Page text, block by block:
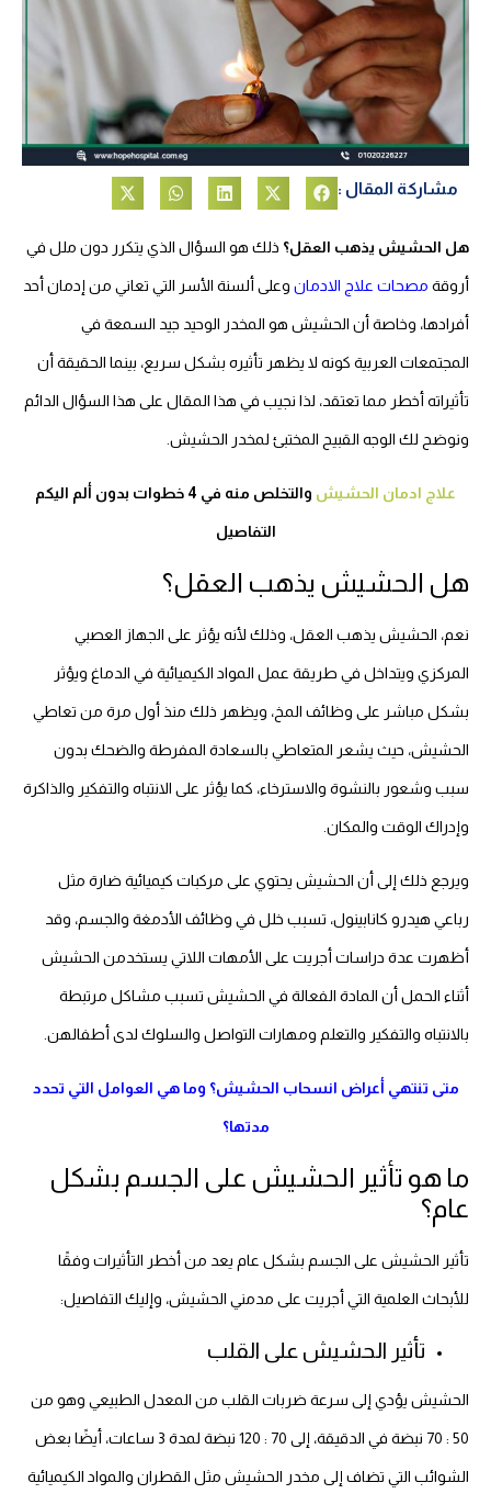
مشاركة المقال :
هل الحشيش يذهب العقل؟ ذلك هو السؤال الذي يتكرر دون ملل في
أروقة مصحات علاج الادمان وعلى ألسنة الأسر التي تعاني من إدمان أحد
أفرادها، وخاصة أن الحشيش هو المخدر الوحيد جيد السمعة في
المجتمعات العربية كونه لا يظهر تأثيره بشكل سريع، بينما الحقيقة أن
تأثيراته أخطر مما تعتقد، لذا نجيب في هذا المقال على هذا السؤال الدائم
ونوضح لك الوجه القبيح المختبئ لمخدر الحشيش.
علاج ادمان الحشيش والتخلص منه في 4 خطوات بدون ألم اليكم
التفاصيل
هل الحشيش يذهب العقل؟
نعم، الحشيش يذهب العقل، وذلك لأنه يؤثر على الجهاز العصبي
المركزي ويتداخل في طريقة عمل المواد الكيميائية في الدماغ ويؤثر
بشكل مباشر على وظائف المخ، ويظهر ذلك منذ أول مرة من تعاطي
الحشيش، حيث يشعر المتعاطي بالسعادة المفرطة والضحك بدون
سبب وشعور بالنشوة والاسترخاء، كما يؤثر على الانتباه والتفكير والذاكرة
وإدراك الوقت والمكان.
ويرجع ذلك إلى أن الحشيش يحتوي على مركبات كيميائية ضارة مثل
رباعي هيدرو كانابينول، تسبب خلل في وظائف الأدمغة والجسم، وقد
أظهرت عدة دراسات أجريت على الأمهات اللاتي يستخدمن الحشيش
أثناء الحمل أن المادة الفعالة في الحشيش تسبب مشاكل مرتبطة
بالانتباه والتفكير والتعلم ومهارات التواصل والسلوك لدى أطفالهن.
متى تنتهي أعراض انسحاب الحشيش؟ وما هي العوامل التي تحدد
مدتها؟
ما هو تأثير الحشيش على الجسم بشكل
عام؟
تأثير الحشيش على الجسم بشكل عام يعد من أخطر التأثيرات وفقًا
للأبحاث العلمية التي أجريت على مدمني الحشيش، وإليك التفاصيل:
تأثير الحشيش على القلب
الحشيش يؤدي إلى سرعة ضربات القلب من المعدل الطبيعي وهو من
50 : 70 نبضة في الدقيقة، إلى 70 : 120 نبضة لمدة 3 ساعات، أيضًا بعض
الشوائب التي تضاف إلى مخدر الحشيش مثل القطران والمواد الكيميائية